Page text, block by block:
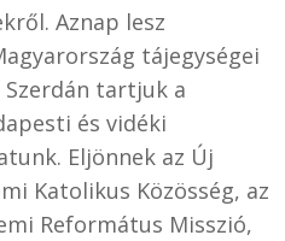
Aznap lesz
tájegységei
tartjuk a
és vidéki
Eljönnek az Új
Katolikus Közösség, az
Református Misszió,